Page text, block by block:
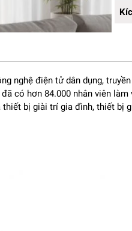
nghệ điện tử dân dụng,
có hơn 84.000 nhân viên
bị giài trí gia đình, thiết bị